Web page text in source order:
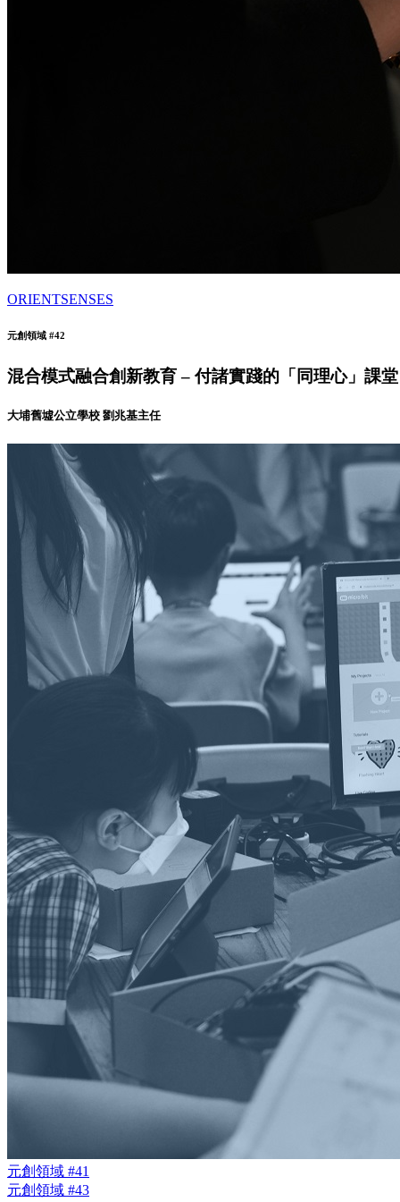
ORIENTSENSES
元創領域 #42
混合模式融合創新教育 – 付諸實踐的「同理心」課堂
大埔舊墟公立學校 劉兆基主任
元創領域 #41
元創領域 #43